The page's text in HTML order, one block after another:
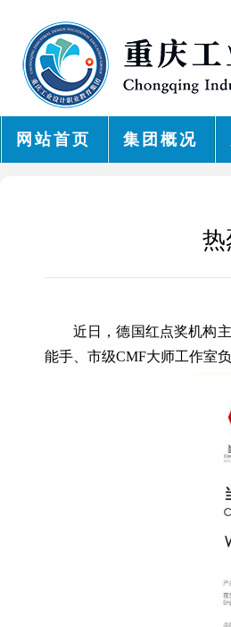
网站首页 集团概况
热
近日，德国红点奖机构
能手、市级CMF大师工作室